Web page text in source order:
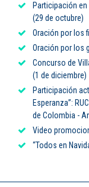
Participación
(29 de octubre)
Oración por los
Oración por los
Concurso de
(1 de diciembre)
Participación
Esperanza”:
de Colombia -
Video
“Todos en